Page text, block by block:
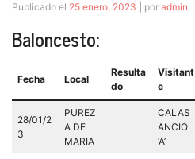
Publicado el 25 enero, 2023 por admin
Baloncesto:
Fecha Local
Resulta
do
Visitant
e
28/01/2
3
PUREZ
A DE
MARIA
CALAS
ANCIO
‘A’